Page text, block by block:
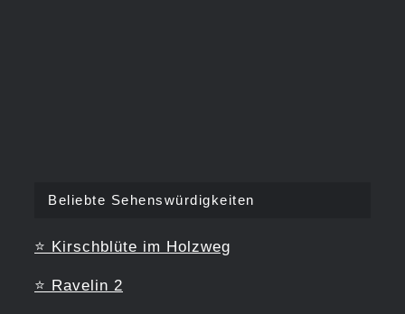
Beliebte Sehenswürdigkeiten
⭐ Kirschblüte im Holzweg
⭐ Ravelin 2